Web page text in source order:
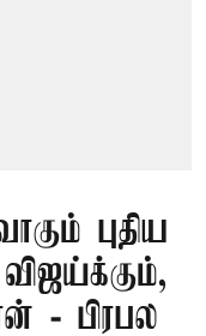
புதிய
- பிரபல